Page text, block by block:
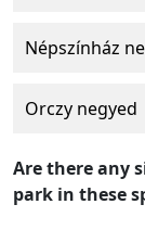
Népszínház
Orczy negyed
Are there any
park in these